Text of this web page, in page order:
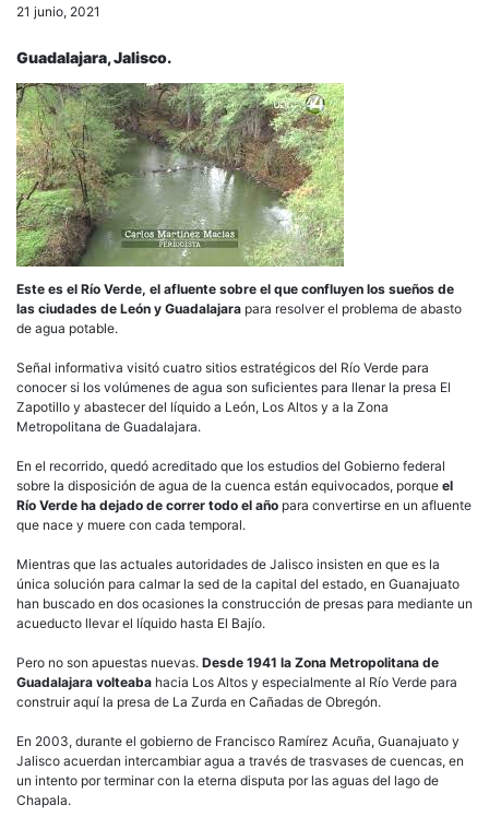
21 junio, 2021
Guadalajara, Jalisco.
Este es el Río Verde, el afluente sobre el que confluyen los sueños de
las ciudades de León y Guadalajara para resolver el problema de abasto
de agua potable.
Señal informativa visitó cuatro sitios estratégicos del Río Verde para
conocer si los volúmenes de agua son suficientes para llenar la presa El
Zapotillo y abastecer del líquido a León, Los Altos y a la Zona
Metropolitana de Guadalajara.
En el recorrido, quedó acreditado que los estudios del Gobierno federal
sobre la disposición de agua de la cuenca están equivocados, porque el
Río Verde ha dejado de correr todo el año para convertirse en un afluente
que nace y muere con cada temporal.
Mientras que las actuales autoridades de Jalisco insisten en que es la
única solución para calmar la sed de la capital del estado, en Guanajuato
han buscado en dos ocasiones la construcción de presas para mediante un
acueducto llevar el líquido hasta El Bajío.
Pero no son apuestas nuevas. Desde 1941 la Zona Metropolitana de
Guadalajara volteaba hacia Los Altos y especialmente al Río Verde para
construir aquí la presa de La Zurda en Cañadas de Obregón.
En 2003, durante el gobierno de Francisco Ramírez Acuña, Guanajuato y
Jalisco acuerdan intercambiar agua a través de trasvases de cuencas, en
un intento por terminar con la eterna disputa por las aguas del lago de
Chapala.